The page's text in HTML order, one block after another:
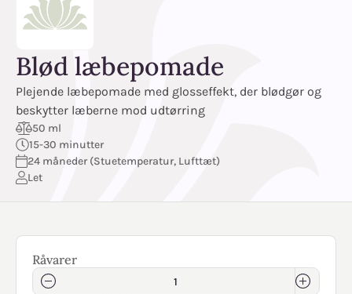
Blød læbepomade
Plejende læbepomade med glosseffekt, der blødgør og
beskytter læberne mod udtørring
50 ml
15-30 minutter
24 måneder (Stuetemperatur, Lufttæt)
Let
Råvarer